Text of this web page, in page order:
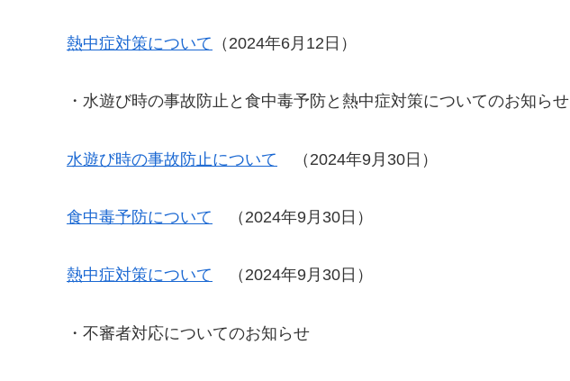
熱中症対策について （2024年6月12日）
・水遊び時の事故防止と食中毒予防と熱中症対策についてのお知らせ
水遊び時の事故防止について （2024年9月30日）
食中毒予防について （2024年9月30日）
熱中症対策について （2024年9月30日）
・不審者対応についてのお知らせ